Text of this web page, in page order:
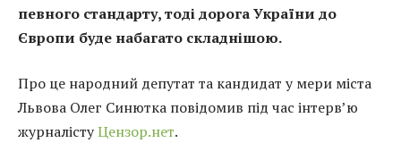
певного стандарту, тоді дорога України до
Європи буде набагато складнішою.
Про це народний депутат та кандидат у мери міста
Львова Олег Синютка повідомив під час інтерв’ю
журналістуЦензор.нет.